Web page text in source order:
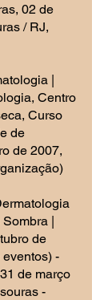
02 de
/ RJ,
|
Centro
Curso
de
de 2007,
|
de
-
de março
-